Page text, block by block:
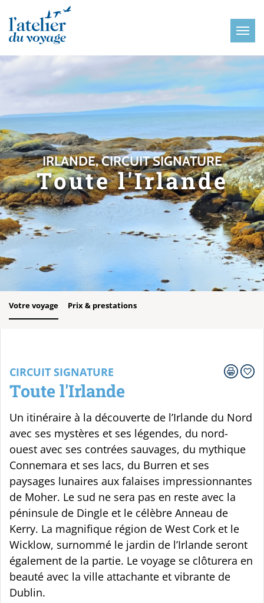
IRLANDE, CIRCUIT SIGNATURE
Toute l'Irlande
Votre voyage Prix & prestations
CIRCUIT SIGNATURE
Toute l'Irlande
Un itinéraire à la découverte de l’Irlande du Nord
avec ses mystères et ses légendes, du nord-
ouest avec ses contrées sauvages, du mythique
Connemara et ses lacs, du Burren et ses
paysages lunaires aux falaises impressionnantes
de Moher. Le sud ne sera pas en reste avec la
péninsule de Dingle et le célèbre Anneau de
Kerry. La magnifique région de West Cork et le
Wicklow, surnommé le jardin de l’Irlande seront
également de la partie. Le voyage se clôturera en
beauté avec la ville attachante et vibrante de
Dublin.
Panneau de gestion des cookies